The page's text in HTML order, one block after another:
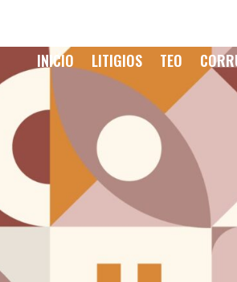
INICIO LITIGIOS TEO